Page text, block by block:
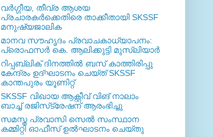
വര്‍ഗ്ഗീയ, തീവ്ര ആശയ
പ്രചാരകര്‍ക്കെതിരെ താക്കീതായി SKSSF
മനുഷ്യജാലിക
മാനവ സൗഹൃദം പ്രവാചകാധ്യാപനം:
പ്രൊഫസർ കെ. ആലിക്കുട്ടി മുസ്ലിയാർ
റിപ്പബ്ലിക് ദിനത്തില്‍ ബസ് കാത്തിരിപ്പു
കേന്ദ്രം ഉദ്ഘാടനം ചെയ്ത്‌ SKSSF
കാന്തപുരം യൂണിറ്റ്
SKSSF വിഖായ ആക്റ്റീവ് വിങ് നാലാം
ബാച്ച് രജിസ്‌ട്രേഷന് ആരംഭിച്ചു
സമസ്ത പ്രവാസി സെല്‍ സംസ്ഥാന
കമ്മിറ്റി ഓഫീസ് ഉല്‍ഘാടനം ചെയ്തു